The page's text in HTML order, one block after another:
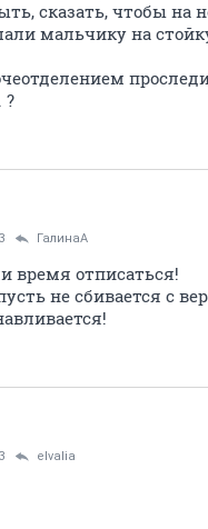
сказать, чтобы на
мальчику на
?
ГалинаА
время отписаться!
не сбивается с
elvalia